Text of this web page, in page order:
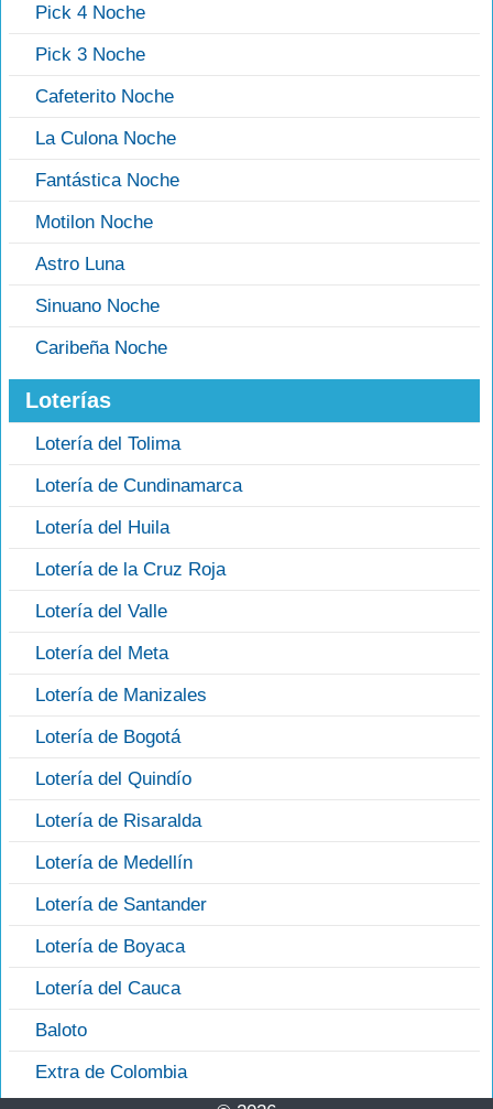
Pick 4 Noche
Pick 3 Noche
Cafeterito Noche
La Culona Noche
Fantástica Noche
Motilon Noche
Astro Luna
Sinuano Noche
Caribeña Noche
Loterías
Lotería del Tolima
Lotería de Cundinamarca
Lotería del Huila
Lotería de la Cruz Roja
Lotería del Valle
Lotería del Meta
Lotería de Manizales
Lotería de Bogotá
Lotería del Quindío
Lotería de Risaralda
Lotería de Medellín
Lotería de Santander
Lotería de Boyaca
Lotería del Cauca
Baloto
Extra de Colombia